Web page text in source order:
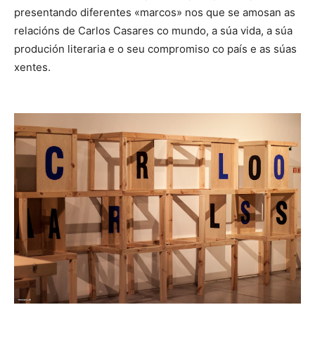
presentando diferentes «marcos» nos que se amosan as
relacións de Carlos Casares co mundo, a súa vida, a súa
produción literaria e o seu compromiso co país e as súas
xentes.